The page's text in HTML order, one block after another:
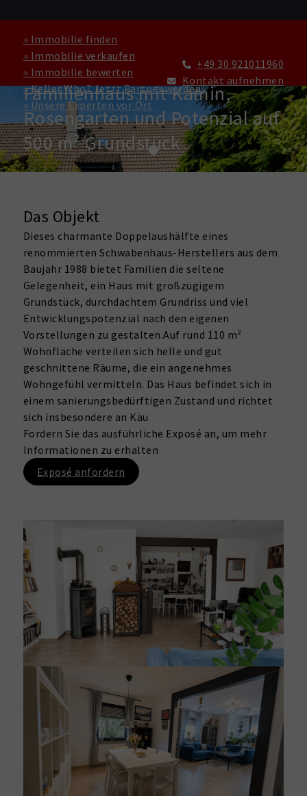
» Immobilie finden
» Immobilie verkaufen
» Immobilie bewerten
» Keller Who? Jetzt Partner werden!
» Unsere Experten vor Ort
+49 30 921011960
Kontakt aufnehmen
HAUS ZU KAUFEN IN BERLIN
Familienhaus mit Kamin,
Rosengarten und Potenzial auf
500 m² Grundstück
Das Objekt
Dieses charmante Doppelaushälfte eines
renommierten Schwabenhaus-Herstellers aus dem
Baujahr 1988 bietet Familien die seltene
Gelegenheit, ein Haus mit großzügigem
Grundstück, durchdachtem Grundriss und viel
Entwicklungspotenzial nach den eigenen
Vorstellungen zu gestalten.Auf rund 110 m²
Wohnfläche verteilen sich helle und gut
geschnittene Räume, die ein angenehmes
Wohngefühl vermitteln. Das Haus befindet sich in
einem sanierungsbedürftigen Zustand und richtet
sich insbesondere an Käu
Fordern Sie das ausführliche Exposé an, um mehr
Informationen zu erhalten
Exposé anfordern